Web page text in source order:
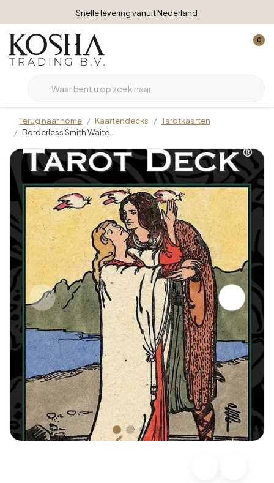
Snelle levering vanuit Nederland
0
Terug naar home Kaartendecks
Tarotkaarten
Borderless Smith Waite